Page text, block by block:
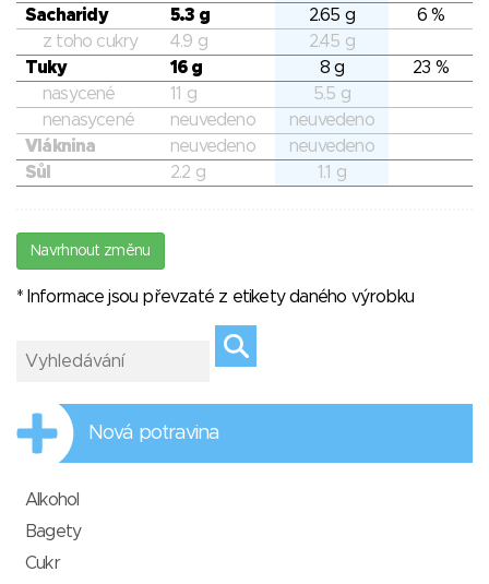
Sacharidy
5.3 g 2.65 g
6 %
z toho cukry
4.9 g
2.45 g
Tuky
16 g 8 g
23 %
nasycené
11 g
5.5 g
nenasycené
neuvedeno
neuvedeno
Vláknina
neuvedeno
neuvedeno
Sůl
2.2 g 1.1 g
Navrhnout změnu
* Informace jsou převzaté z etikety daného výrobku
Nová potravina
Alkohol
Bagety
Cukr